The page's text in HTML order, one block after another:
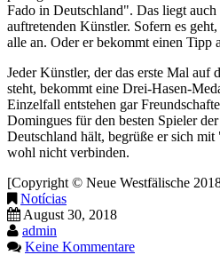
Fado in Deutschland". Das liegt
auftretenden Künstler. Sofern es
alle an. Oder er bekommt einen Tipp
Jeder Künstler, der das erste Mal
steht, bekommt eine Drei-Hasen-
Einzelfall entstehen gar
Domingues für den besten Spieler
Deutschland hält, begrüße er sich
wohl nicht verbinden.
[Copyright © Neue Westfälische
Notícias
August 30, 2018
admin
Keine Kommentare